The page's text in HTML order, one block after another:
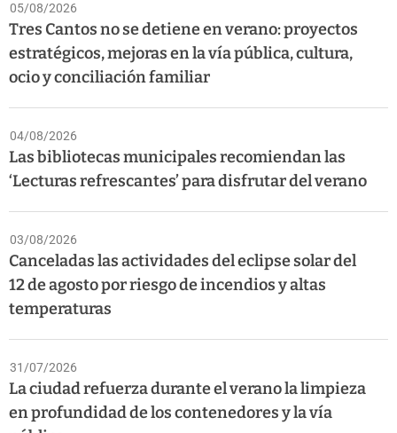
05/08/2026
Tres Cantos no se detiene en verano: proyectos
estratégicos, mejoras en la vía pública, cultura,
ocio y conciliación familiar
04/08/2026
Las bibliotecas municipales recomiendan las
‘Lecturas refrescantes’ para disfrutar del verano
03/08/2026
Canceladas las actividades del eclipse solar del
12 de agosto por riesgo de incendios y altas
temperaturas
31/07/2026
La ciudad refuerza durante el verano la limpieza
en profundidad de los contenedores y la vía